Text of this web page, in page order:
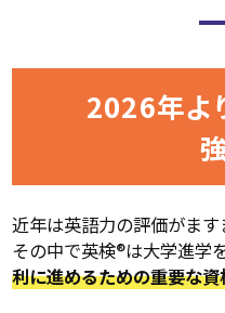
2026年よ
近年は英語力の評価がます
その中で英検®は大学進学
利に進めるための重要な資